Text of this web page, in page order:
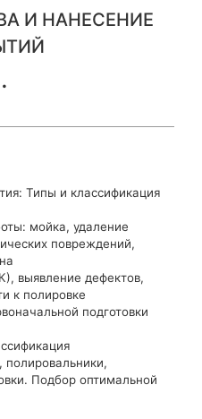
И НАНЕСЕНИЕ
Типы и классификация
мойка, удаление
повреждений,
выявление дефектов,
к полировке
подготовки
Подбор оптимальной
+ паста) для